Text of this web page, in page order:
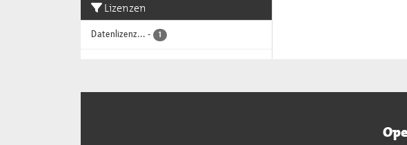
Lizenzen
Datenlizenz... - 1